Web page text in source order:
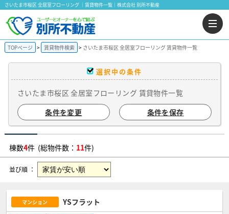
さいたま市桜区 全居室フローリング ｜賃貸物件一覧｜株式会社 別所不動産
TOPページ 賃貸物件検索 さいたま市桜区 全居室フローリング 賃貸物件一覧
選択中の条件
さいたま市桜区 全居室フローリング 賃貸物件一覧
条件を変更
条件を保存
棟数4件 (総物件数： 11件)
並び順 ：
マンション YSフラット